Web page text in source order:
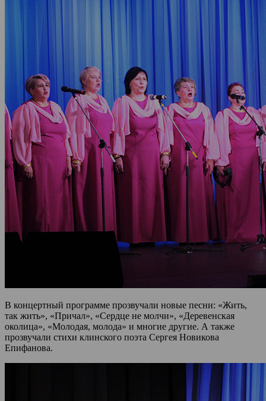
В концертный программе прозвучали новые песни: «Жить,
так жить», «Причал», «Сердце не молчи», «Деревенская
околица», «Молодая, молода» и многие другие. А также
прозвучали стихи клинского поэта Сергея Новикова
Епифанова.